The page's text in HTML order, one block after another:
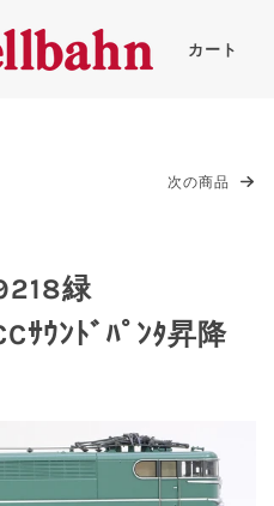
カート
次の商品
緑
ｻｳﾝﾄﾞﾊﾟﾝﾀ昇降